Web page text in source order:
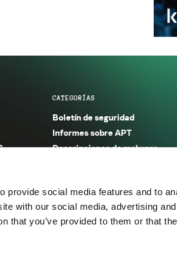
provide social media features and to
with our social media, advertising
that you’ve provided to them or that
CATEGORÍAS
Boletín de seguridad
Informes sobre APT
Descripciones de malware
Informes sobre spam y
Publicaciones
Incidentes